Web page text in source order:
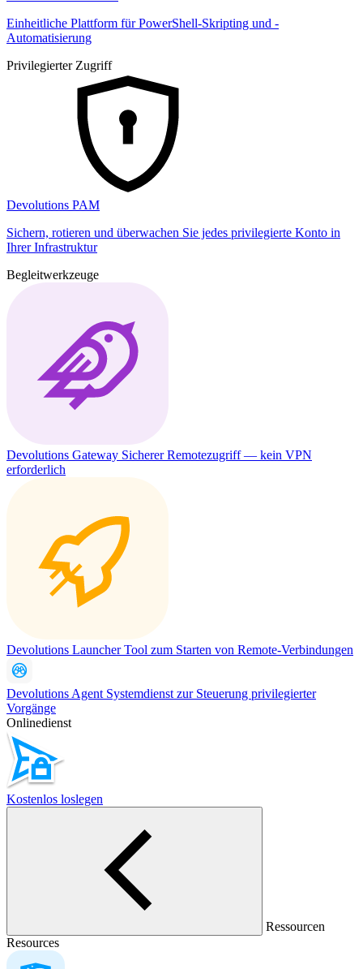
Einheitliche Plattform für PowerShell-Skripting und -
Automatisierung
Privilegierter Zugriff
Devolutions PAM
Sichern, rotieren und überwachen Sie jedes privilegierte Konto in
Ihrer Infrastruktur
Begleitwerkzeuge
Devolutions Gateway Sicherer Remotezugriff — kein VPN
erforderlich
Devolutions Launcher Tool zum Starten von Remote-Verbindungen
Devolutions Agent Systemdienst zur Steuerung privilegierter
Vorgänge
Onlinedienst
Kostenlos loslegen
Ressourcen
Resources